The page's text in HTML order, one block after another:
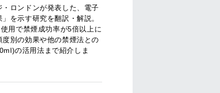
ロンドンが発表した、電子
を示す研究を翻訳・解説。
用で禁煙成功率が5倍以上に
別の効果や他の禁煙法との
の活用法まで紹介しま